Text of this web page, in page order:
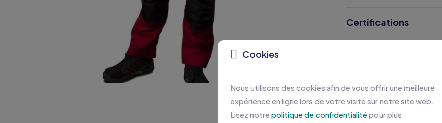
Certifications
Cookies
Nous utilisons des cookies afin de vous offrir une meilleure
expérience en ligne lors de votre visite sur notre site web.
Lisez notre politique de confidentialitépour plus